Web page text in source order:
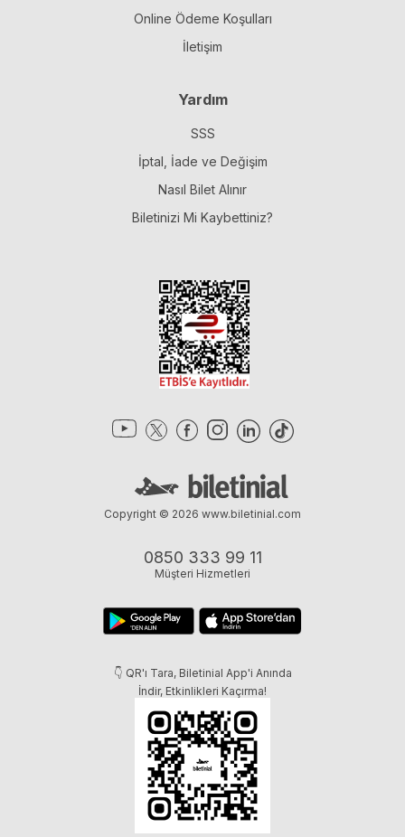
Online Ödeme Koşulları
İletişim
Yardım
SSS
İptal, İade ve Değişim
Nasıl Bilet Alınır
Biletinizi Mi Kaybettiniz?
0850 333 99 11
Müşteri Hizmetleri
👇 QR'ı Tara, Biletinial App'i Anında
İndir, Etkinlikleri Kaçırma!
Copyright © 2026 www.biletinial.com